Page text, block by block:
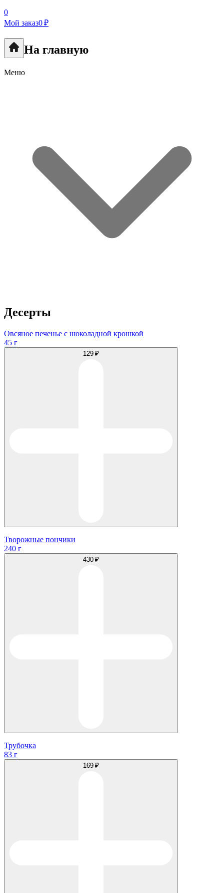
0
Мой заказ0 ₽
На главную
Меню
Десерты
Овсяное печенье с шоколадной крошкой
45 г
129 ₽
Творожные пончики
240 г
430 ₽
Трубочка
83 г
169 ₽